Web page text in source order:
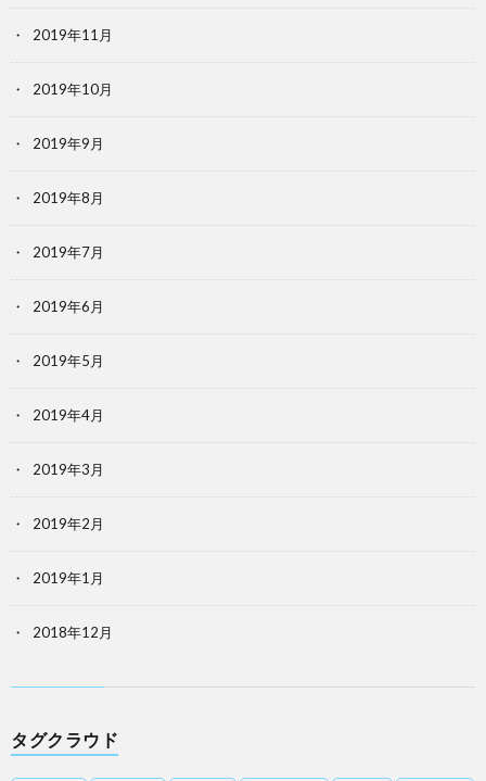
2019年11月
2019年10月
2019年9月
2019年8月
2019年7月
2019年6月
2019年5月
2019年4月
2019年3月
2019年2月
2019年1月
2018年12月
タグクラウド